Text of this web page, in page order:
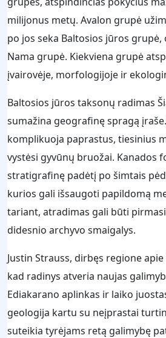
milijonus metų. Avalon grupė
po jos seka Baltosios jūros grupė,
Nama grupė. Kiekviena grupė
įvairovėje, morfologijoje ir
Baltosios jūros taksonų radimas
sumažina geografinę spragą
komplikuoja paprastus, tiesinius
vystėsi gyvūnų bruožai. Kanados
stratigrafinę padėtį po šimtais
kurios gali išsaugoti papildomą
tariant, atradimas gali būti
didesnio archyvo smaigalys.
Justin Strauss, dirbęs regione
kad radinys atveria naujas
Ediakarano aplinkas ir laiko
geologija kartu su neįprastai
suteikia tyrėjams retą galimybę